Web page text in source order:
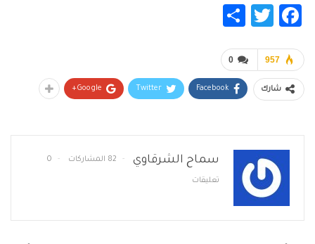
Facebook
Twitter
0 957
شارك Facebook
Twitter
Google+
سماح الشرقاوي 82 المشاركات 0
تعليقات